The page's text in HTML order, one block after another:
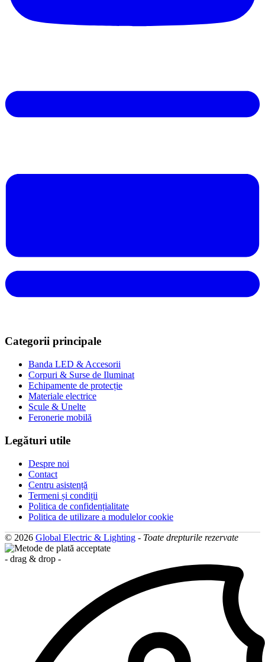
Categorii principale
Banda LED & Accesorii
Corpuri & Surse de Iluminat
Echipamente de protecție
Materiale electrice
Scule & Unelte
Feronerie mobilă
Legături utile
Despre noi
Contact
Centru asistență
Termeni și condiții
Politica de confidențialitate
Politica de utilizare a modulelor cookie
© 2026 Global Electric & Lighting - Toate drepturile rezervate
- drag & drop -